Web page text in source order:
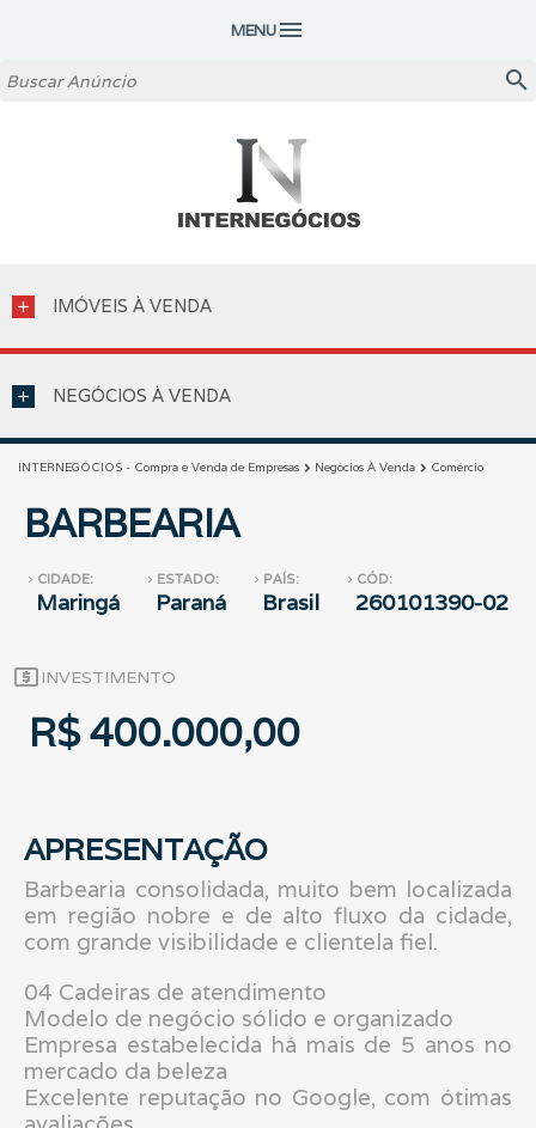
MENUmenu
search
add IMÓVEIS À VENDA
add NEGÓCIOS À VENDA
INTERNEGÓCIOS - Compra e Venda de Empresas chevron_right Negócios À Venda chevron_right Comércio
BARBEARIA
navigate_next CIDADE:
Maringá
navigate_next ESTADO:
Paraná
navigate_next PAÍS:
Brasil
navigate_next CÓD:
260101390-02
local_atm INVESTIMENTO
R$ 400.000,00
APRESENTAÇÃO
Barbearia consolidada, muito bem localizada
em região nobre e de alto fluxo da cidade,
com grande visibilidade e clientela fiel.
04 Cadeiras de atendimento
Modelo de negócio sólido e organizado
Empresa estabelecida há mais de 5 anos no
mercado da beleza
Excelente reputação no Google, com ótimas